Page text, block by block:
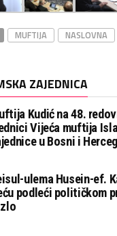
MUFTIJA
NASLOVNA
ZAJEDNICA
Kudić na 48.
Vijeća muftija
u Bosni i
ulema Husein-ef.
podleći političkom